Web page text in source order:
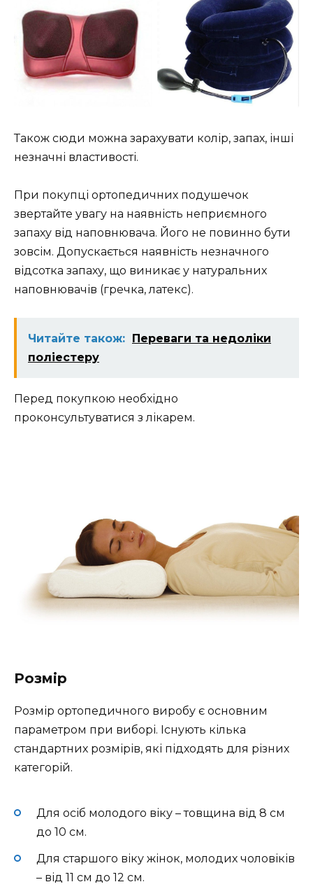
Також сюди можна зарахувати колір, запах, інші
незначні властивості.
При покупці ортопедичних подушечок
звертайте увагу на наявність неприємного
запаху від наповнювача. Його не повинно бути
зовсім. Допускається наявність незначного
відсотка запаху, що виникає у натуральних
наповнювачів (гречка, латекс).
Читайте також:
Переваги та недоліки
поліестеру
Перед покупкою необхідно
проконсультуватися з лікарем.
Розмір
Розмір ортопедичного виробу є основним
параметром при виборі. Існують кілька
стандартних розмірів, які підходять для різних
категорій.
Для осіб молодого віку – товщина від 8 см
до 10 см.
Для старшого віку жінок, молодих чоловіків
– від 11 см до 12 см.